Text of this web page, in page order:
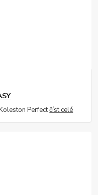
Perfectčíst celé